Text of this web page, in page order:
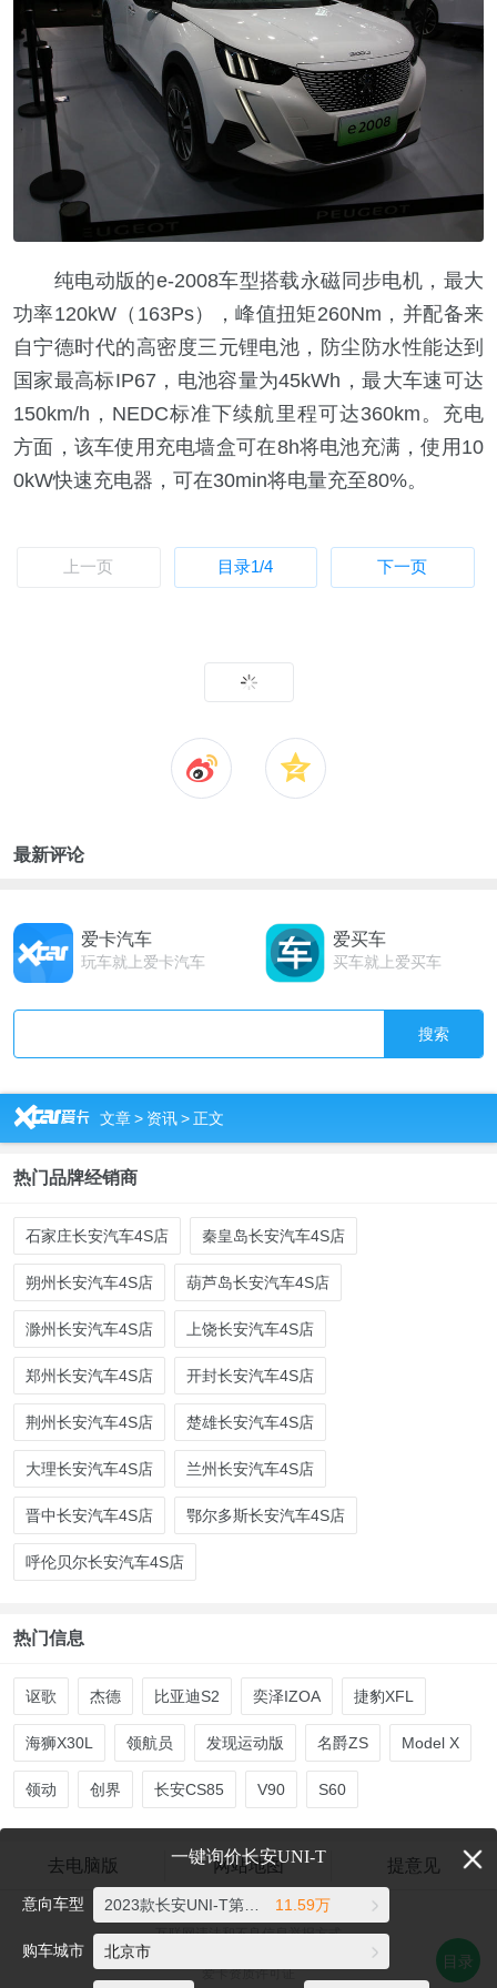
纯电动版的e-2008车型搭载永磁同步电机，最大
功率120kW（163Ps），峰值扭矩260Nm，并配备来
自宁德时代的高密度三元锂电池，防尘防水性能达到
国家最高标IP67，电池容量为45kWh，最大车速可达
150km/h，NEDC标准下续航里程可达360km。充电
方面，该车使用充电墙盒可在8h将电池充满，使用10
0kW快速充电器，可在30min将电量充至80%。
上一页 目录1/4 下一页
最新评论
爱卡汽车
玩车就上爱卡汽车
爱买车
买车就上爱买车
搜索
R 文章> 资讯>正文
热门品牌经销商
石家庄长安汽车4S店 秦皇岛长安汽车4S店
朔州长安汽车4S店 葫芦岛长安汽车4S店
滁州长安汽车4S店 上饶长安汽车4S店
郑州长安汽车4S店 开封长安汽车4S店
荆州长安汽车4S店 楚雄长安汽车4S店
大理长安汽车4S店 兰州长安汽车4S店
晋中长安汽车4S店 鄂尔多斯长安汽车4S店
呼伦贝尔长安汽车4S店
热门信息
讴歌 杰德 比亚迪S2 奕泽IZOA 捷豹XFL
海狮X30L 领航员 发现运动版 名爵ZS Model X
领动 创界 长安CS85 V90 S60
去电脑版 网站地图 提意见
爱卡汽车©2026 xcar.com.cn
互联网违法和不良信息举报方式
电话：021-56776072 邮箱：auto@xcar.com
爱卡资质许可证
目录
一键询价长安UNI-T
意向车型 11.59万
购车城市 北京市